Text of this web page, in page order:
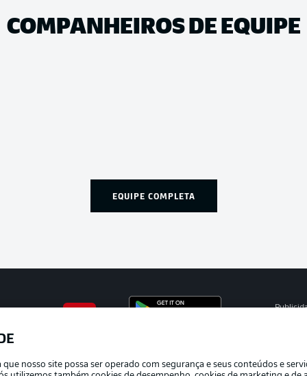
COMPANHEIROS DE EQUIPE
EQUIPE COMPLETA
nosso site possa ser operado com segurança e seus conteúdos e